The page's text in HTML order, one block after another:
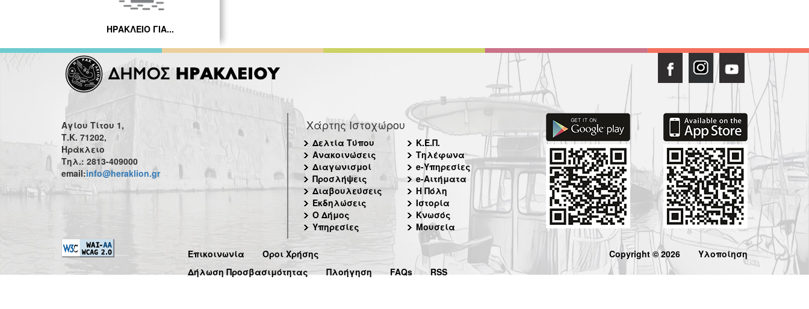
ΗΡΑΚΛΕΙΟ ΓΙΑ...
Αγίου Τίτου 1,
Τ.Κ. 71202,
Ηράκλειο
Τηλ.: 2813-409000
email:info@heraklion.gr
Χάρτης Ιστοχώρου
Δελτία Τύπου
Ανακοινώσεις
Διαγωνισμοί
Προσλήψεις
Διαβουλεύσεις
Εκδηλώσεις
Ο Δήμος
Υπηρεσίες
Κ.Ε.Π.
Τηλέφωνα
e-Υπηρεσίες
e-Αιτήματα
Η Πόλη
Ιστορία
Κνωσός
Μουσεία
Επικοινωνία
Όροι Χρήσης
Δήλωση Προσβασιμότητας
Πλοήγηση FAQs RSS
Copyright © 2026 Υλοποίηση